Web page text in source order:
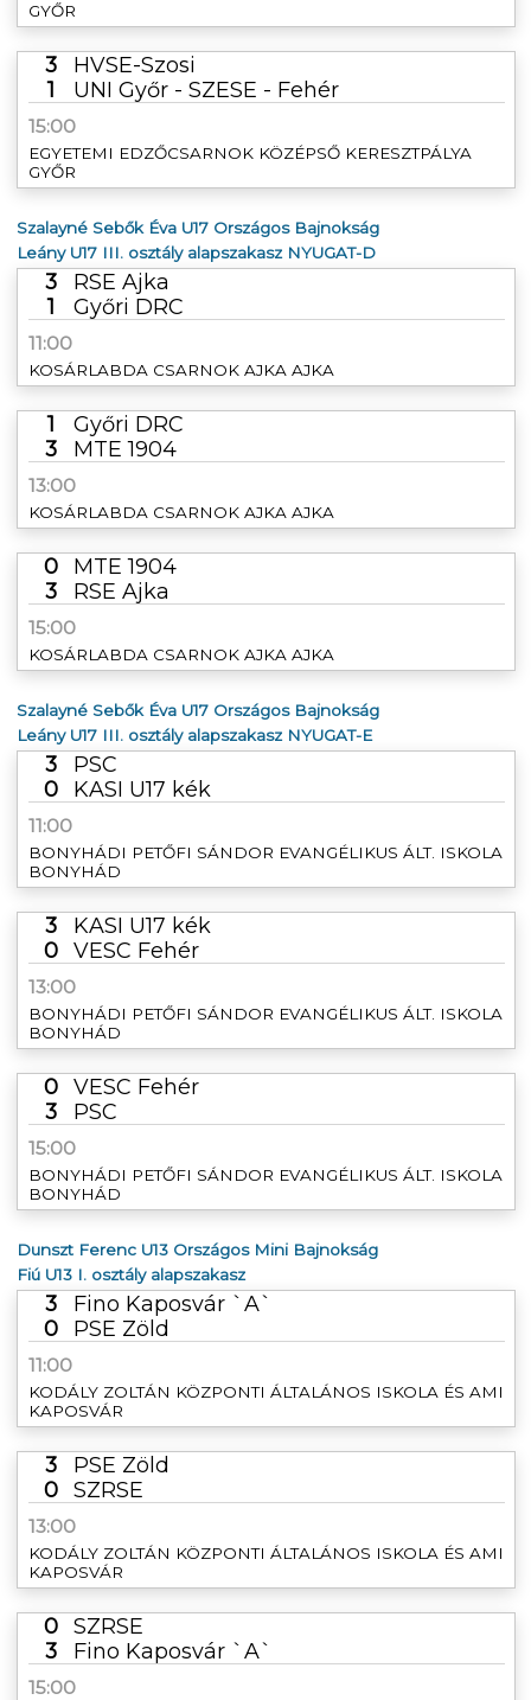
GYŐR
3
HVSE-Szosi
1
UNI Győr - SZESE - Fehér
15:00
EGYETEMI EDZŐCSARNOK KÖZÉPSŐ KERESZTPÁLYA
GYŐR
Szalayné Sebők Éva U17 Országos Bajnokság
Leány U17 III. osztály alapszakasz NYUGAT-D
3
RSE Ajka
1
Győri DRC
11:00
KOSÁRLABDA CSARNOK AJKA AJKA
1
Győri DRC
3
MTE 1904
13:00
KOSÁRLABDA CSARNOK AJKA AJKA
0
MTE 1904
3
RSE Ajka
15:00
KOSÁRLABDA CSARNOK AJKA AJKA
Szalayné Sebők Éva U17 Országos Bajnokság
Leány U17 III. osztály alapszakasz NYUGAT-E
3
PSC
0
KASI U17 kék
11:00
BONYHÁDI PETŐFI SÁNDOR EVANGÉLIKUS ÁLT. ISKOLA
BONYHÁD
3
KASI U17 kék
0
VESC Fehér
13:00
BONYHÁDI PETŐFI SÁNDOR EVANGÉLIKUS ÁLT. ISKOLA
BONYHÁD
0
VESC Fehér
3
PSC
15:00
BONYHÁDI PETŐFI SÁNDOR EVANGÉLIKUS ÁLT. ISKOLA
BONYHÁD
Dunszt Ferenc U13 Országos Mini Bajnokság
Fiú U13 I. osztály alapszakasz
3
Fino Kaposvár `A`
0
PSE Zöld
11:00
KODÁLY ZOLTÁN KÖZPONTI ÁLTALÁNOS ISKOLA ÉS AMI
KAPOSVÁR
3
PSE Zöld
0
SZRSE
13:00
KODÁLY ZOLTÁN KÖZPONTI ÁLTALÁNOS ISKOLA ÉS AMI
KAPOSVÁR
0
SZRSE
3
Fino Kaposvár `A`
15:00